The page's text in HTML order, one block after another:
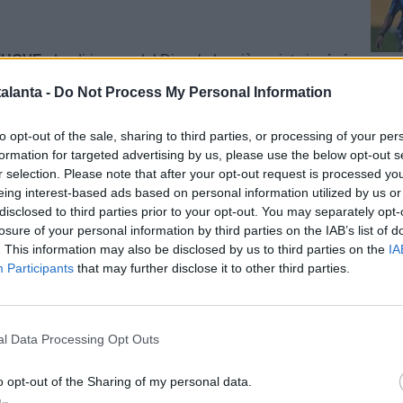
- Do Not Process My Personal Information
opt-out of the sale, sharing to third parties, or processing of your
for targeted advertising by us, please use the below opt-out
selection. Please note that after your opt-out request is processed
interest-based ads based on personal information utilized by us
to third parties prior to your opt-out. You may separately
of your personal information by third parties on the IAB’s list of
This information may also be disclosed by us to third parties on the
Participants that may further disclose it to other third parties.
Data Processing Opt Outs
opt-out of the Sharing of my personal data.
-La dirigenza del Diavolo ha già avviato iprimi
una prima offerta ufficiale alla Lazio. I rossoneri,
Ramos dal Paris Saint Germain, ma sono ora alla
per il reparto arretrato.
NELL’ASTA -In tutto questo, ovviamente, è la
daClaudio Lotitoa strofinarsi le mani, con la
crescente numero di pretendenti possa dare il via a
asta per il difensore spagnolo, reduce da 36
su Instagram!
Ven 03 luglio 2026 alle 00:17